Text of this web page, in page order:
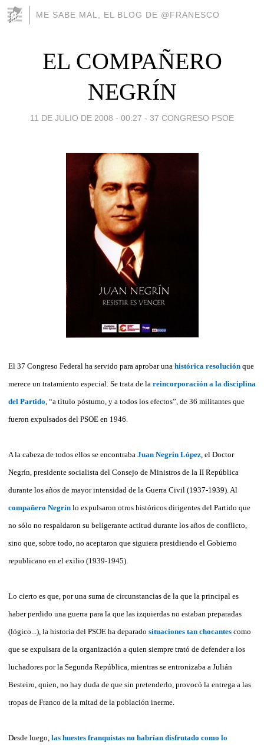
ME SABE MAL, EL BLOG DE @FRANESCO
EL COMPAÑERO
NEGRÍN
11 DE JULIO DE 2008 - 00:27 - 37 CONGRESO PSOE
El 37 Congreso Federal ha servido para aprobar una histórica resolución que
merece un tratamiento especial. Se trata de la reincorporación a la disciplina
del Partido , “a título póstumo, y a todos los efectos”, de 36 militantes que
fueron expulsados del PSOE en 1946.
A la cabeza de todos ellos se encontraba Juan Negrín López , el Doctor
Negrín, presidente socialista del Consejo de Ministros de la II República
durante los años de mayor intensidad de la Guerra Civil (1937-1939). Al
compañero Negrín lo expulsaron otros históricos dirigentes del Partido que
no sólo no respaldaron su beligerante actitud durante los años de conflicto,
sino que, sobre todo, no aceptaron que siguiera presidiendo el Gobierno
republicano en el exilio (1939-1945).
Lo cierto es que, por una suma de circunstancias de la que la principal es
haber perdido una guerra para la que las izquierdas no estaban preparadas
(lógico...), la historia del PSOE ha deparado situaciones tan chocantes como
que se expulsara de la organización a quien siempre trató de defender a los
luchadores por la Segunda República, mientras se entronizaba a Julián
Besteiro, quien, no hay duda de que sin pretenderlo, provocó la entrega a las
tropas de Franco de la mitad de la población inerme.
Desde luego, las huestes franquistas no habrían disfrutado como lo